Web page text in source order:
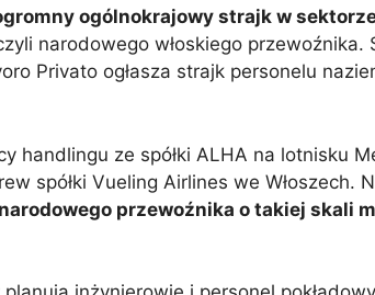
ogólnokrajowy strajk w
narodowego włoskiego przewoźnika.
Privato ogłasza strajk personelu
handlingu ze spółki ALHA na lotnisku
spółki Vueling Airlines we Włoszech.
przewoźnika o takiej skali